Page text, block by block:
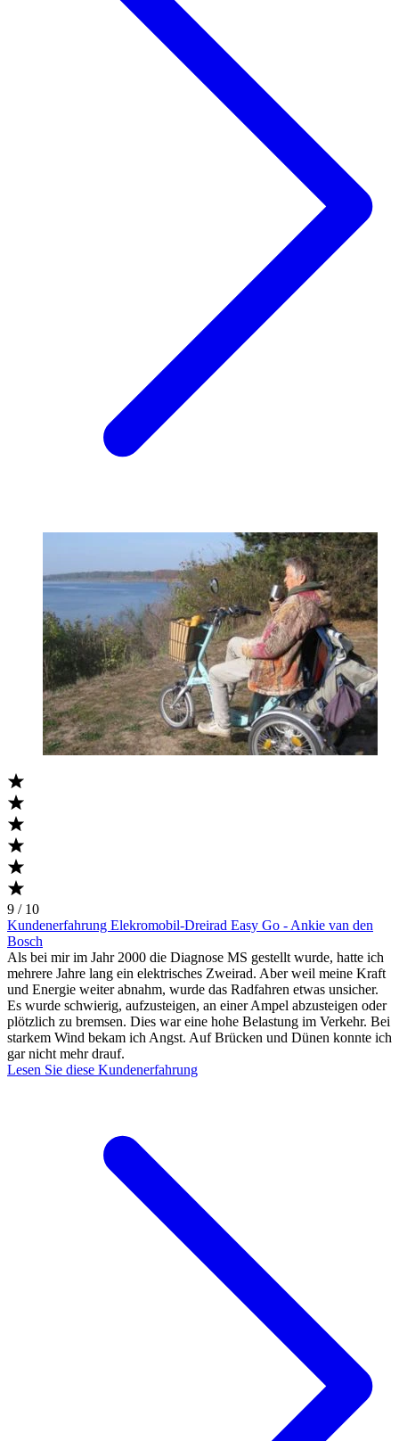
9 / 10
Kundenerfahrung Elekromobil-Dreirad Easy Go - Ankie van den
Bosch
Als bei mir im Jahr 2000 die Diagnose MS gestellt wurde, hatte ich
mehrere Jahre lang ein elektrisches Zweirad. Aber weil meine Kraft
und Energie weiter abnahm, wurde das Radfahren etwas unsicher.
Es wurde schwierig, aufzusteigen, an einer Ampel abzusteigen oder
plötzlich zu bremsen. Dies war eine hohe Belastung im Verkehr. Bei
starkem Wind bekam ich Angst. Auf Brücken und Dünen konnte ich
gar nicht mehr drauf.
Lesen Sie diese Kundenerfahrung